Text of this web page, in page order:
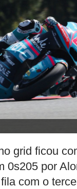
grid ficou
0s205 por
com o